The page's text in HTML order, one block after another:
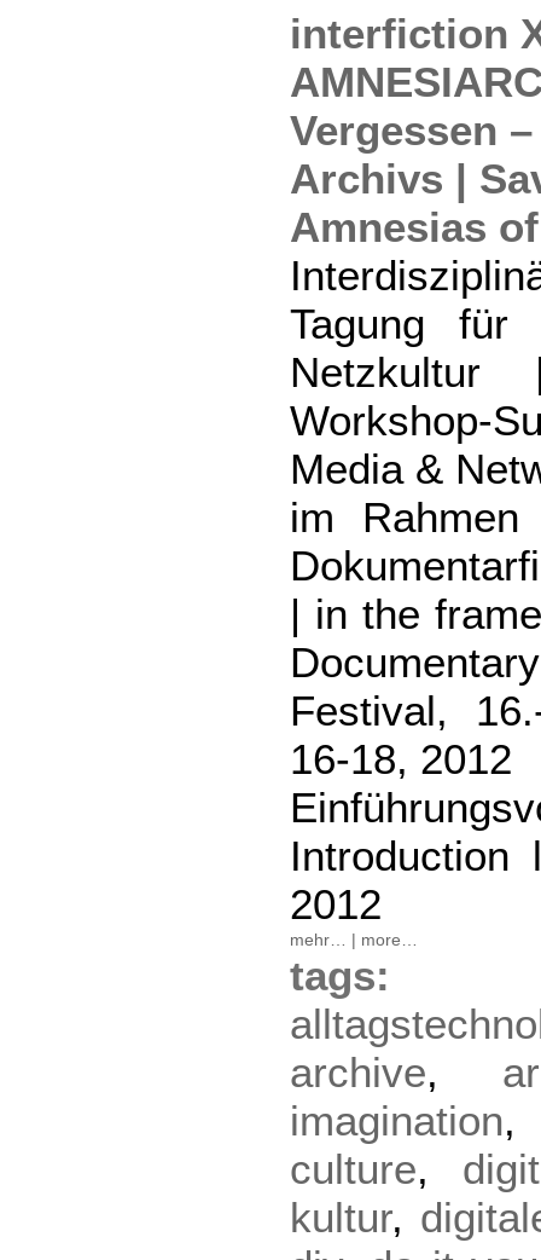
interfiction
Vergessen
Archivs |
Amnesias
Tagung für
Netzkultur
Media &
im
| in the
Festival,
16-18, 2012
Introduction
2012
mehr… | more…
archive,
imagination
culture,
kultur,